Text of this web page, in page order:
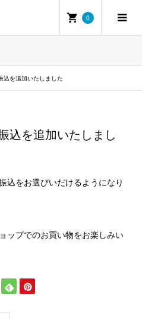
0
込を追加いたしました
込を追加いたしまし
込をお選びいだけるようになり
ップでのお買い物をお楽しみい